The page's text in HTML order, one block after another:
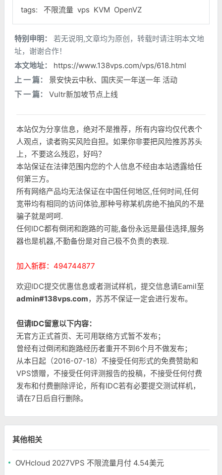
tags: 不限流量 vps KVM OpenVZ
特别申明：
若无说明,文章均为原创，转载时请注明本文地
址，谢谢合作！
本文地址：
https://www.138vps.com/vps/618.html
上 一 篇：
景安快云中秋、国庆买一年送一年 活动
下 一 篇：
Vultr新加坡节点上线
本站仅为分享信息，绝对不是推荐，所有内容均仅代表个
人观点，读者购买风险自担。如果你非要把风险推苏苏头
上，不要这么残忍，好吗？
本站保证在法律范围内您的个人信息不经由本站透露给任
何第三方。
所有网络产品均无法保证在中国任何地区,任何时间,任何
宽带均有相同的访问体验,那种号称某机房绝不抽风的不是
骗子就是呵呵.
任何IDC都有倒闭和跑路的可能,备份永远是最佳选择,服务
器也是机器,不勤备份是对自己极不负责的表现.
加入新群：494744877
欢迎IDC提交优惠信息或者测试样机，提交信息请Eamil至
admin#138vps.com，苏苏不保证一定会进行发布。
但请IDC留意以下内容：
无官方正式首页、无可用联络方式暂不发布；
曾经有过倒闭和跑路经历者重开不到6个月不做发布；
从本日起（2016-07-18）不接受任何形式的免费赞助和
VPS馈赠，不接受任何评测报告的投稿，不接受任何付费
发布和付费删除评论，所有IDC若有必要提交测试样机，
请在7日后自行删除。
其他相关
OVHcloud 2027VPS 不限流量月付 4.54美元